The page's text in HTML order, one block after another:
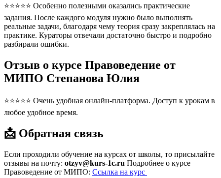
⭐⭐⭐⭐⭐ Особенно полезными оказались практические
задания. После каждого модуля нужно было выполнять
реальные задачи, благодаря чему теория сразу закреплялась на
практике. Кураторы отвечали достаточно быстро и подробно
разбирали ошибки.
Отзыв о курсе Правоведение от
МИПО Степанова Юлия
⭐⭐⭐⭐⭐ Очень удобная онлайн-платформа. Доступ к урокам в
любое удобное время.
📩 Обратная связь
Если проходили обучение на курсах от школы, то присылайте
отзывы на почту: otzyv@kurs-1c.ru Подробнее о курсе
Правоведение от МИПО: Ссылка на курс